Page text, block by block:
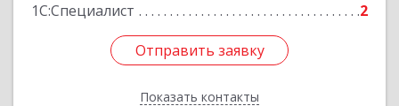
1С:Специалист
2
Отправить заявку
Показать контакты
Отправить заявку
Назад